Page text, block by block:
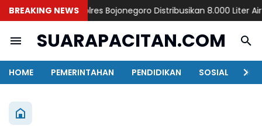
BREAKING NEWSPolres Bojonegoro Distribusikan 8.000 Liter Air
SUARAPACITAN.COM
HOME PEMERINTAHAN PENDIDIKAN SOSIAL